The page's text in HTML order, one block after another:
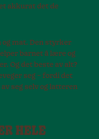
akkurat det de
og mat. Den styrker
barnet å lære og
Og det beste av alt?
seg – fordi det
seg selv og latteren
HELE